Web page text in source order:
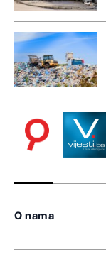
O nama